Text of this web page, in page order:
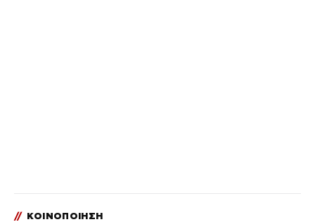
// ΚΟΙΝΟΠΟΙΗΣΗ